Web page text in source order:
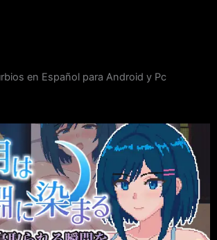
en Español para Android y Pc